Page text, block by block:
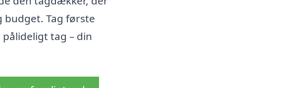
budget. Tag første
tag – din